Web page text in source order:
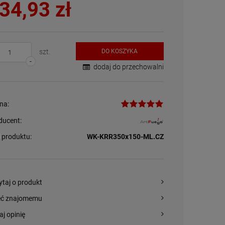
652,00 zł
+
zł
-
szt.
DO KOSZYKA
dodaj do przechowalni
produktu: WK-KRR350x150-ML.CZ
o produkt
znajomemu
opinię